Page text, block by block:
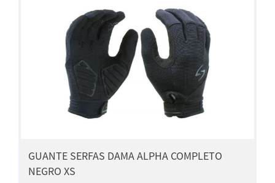
GUANTE SERFAS DAMA ALPHA COMPLETO
NEGRO XS